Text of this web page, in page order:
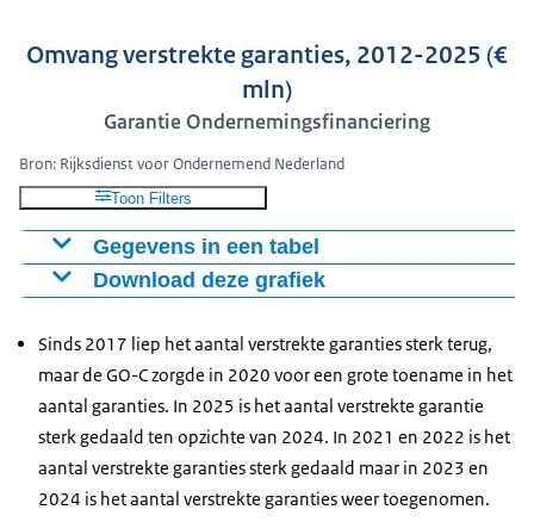
Omvang verstrekte garanties, 2012-2025 (€
mln)
Garantie Ondernemingsfinanciering
Bron: Rijksdienst voor Ondernemend Nederland
Toon Filters
Gegevens in een tabel
GO Omvang verstrekte
mln)
2012103,0
2013103,0
201482,0
2015137,0
2016 58,0
Download deze grafiek
Download CSV-bestand
Sinds 2017 liep het aantal verstrekte garanties sterk terug,
maar de GO-C zorgde in 2020 voor een grote toename in het
aantal garanties. In 2025 is het aantal verstrekte garantie
sterk gedaald ten opzichte van 2024. In 2021 en 2022 is het
aantal verstrekte garanties sterk gedaald maar in 2023 en
2024 is het aantal verstrekte garanties weer toegenomen.